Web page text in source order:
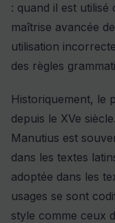
: quand il est
maîtrise avancée
utilisation
des règles
Historiquement, le
depuis le XVe
Manutius est
dans les textes
adoptée dans les
usages se sont
style comme ceux